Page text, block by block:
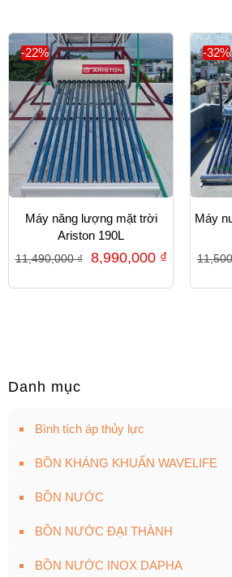
-22%
Máy năng lượng mặt trời
Ariston 190L
11,490,000₫ 8,990,000 ₫
-32%
Máy
Danh mục
Bình tích áp thủy lực
BỒN KHÁNG KHUẨN WAVELIFE
BỒN NƯỚC
BỒN NƯỚC ĐẠI THÀNH
BỒN NƯỚC INOX DAPHA